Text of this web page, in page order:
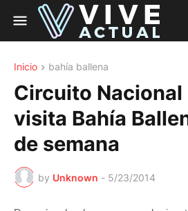
Inicio bahía ballena
Circuito Nacional
visita Bahía
de semana
by Unknown - 5/23/2014